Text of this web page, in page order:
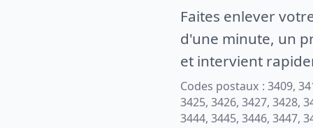
Faites enlever
d'une minute, un
et intervient
Codes postaux : 3409,
3425, 3426, 3427, 3428,
3444, 3445, 3446, 3447,